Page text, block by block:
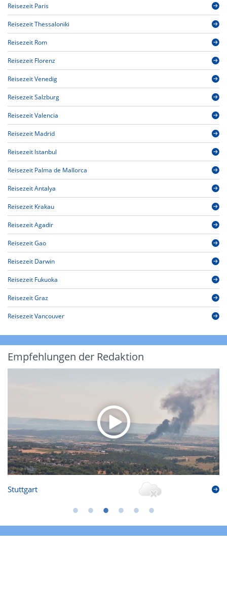
Reisezeit Paris
Reisezeit Thessaloniki
Reisezeit Rom
Reisezeit Florenz
Reisezeit Venedig
Reisezeit Salzburg
Reisezeit Valencia
Reisezeit Madrid
Reisezeit Istanbul
Reisezeit Palma de Mallorca
Reisezeit Antalya
Reisezeit Krakau
Reisezeit Agadir
Reisezeit Gao
Reisezeit Darwin
Reisezeit Fukuoka
Reisezeit Graz
Reisezeit Vancouver
Empfehlungen der Redaktion
Stuttgart